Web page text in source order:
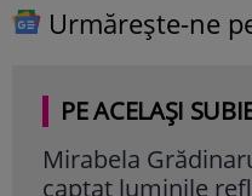
Urmărește-ne
PE ACELAȘI
Mirabela
captat luminile